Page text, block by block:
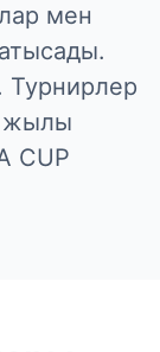
мен
Турнирлер
жылы
CUP